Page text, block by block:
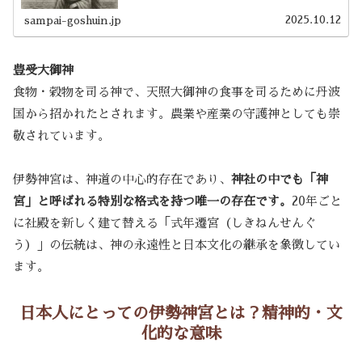
sampai-goshuin.jp 2025.10.12
豊受大御神
食物・穀物を司る神で、天照大御神の食事を司るために丹波
国から招かれたとされます。農業や産業の守護神としても崇
敬されています。
伊勢神宮は、神道の中心的存在であり、 神社の中でも「神
宮」と呼ばれる特別な格式を持つ唯一の存在です。 20年ごと
に社殿を新しく建て替える「式年遷宮（しきねんせんぐ
う）」の伝統は、神の永遠性と日本文化の継承を象徴してい
ます。
日本人にとっての伊勢神宮とは？精神的・文
化的な意味